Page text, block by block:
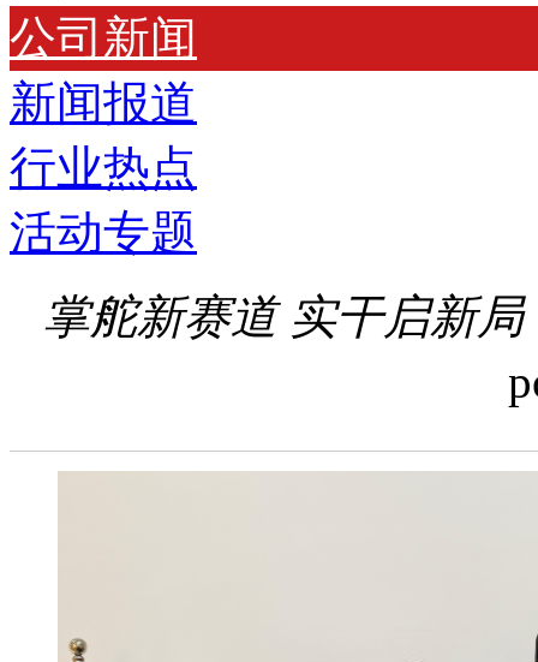
公司新闻
新闻报道
行业热点
活动专题
掌舵新赛道 实干启新